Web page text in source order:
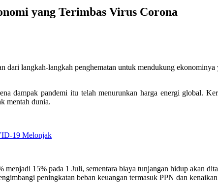
yang Terimbas Virus Corona
dari langkah-langkah penghematan untuk mendukung
dampak pandemi itu telah menurunkan harga energi global.
mentah dunia.
19 Melonjak
15% pada 1 Juli, sementara biaya tunjangan hidup akan
peningkatan beban keuangan termasuk PPN dan